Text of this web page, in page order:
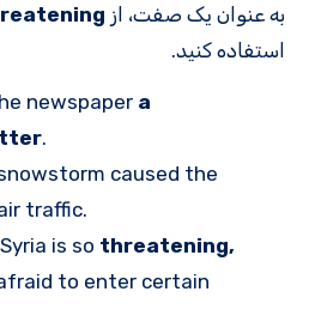
به عنوان یک صفت، از
استفاده کنید.
newspaper a
.
caused the
traffic.
is so threatening,
to enter certain